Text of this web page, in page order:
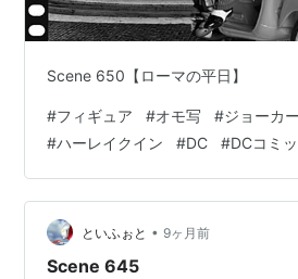
Scene 650【ローマの平日】
#フィギュア #オモ写 #ジョーカー
#ハーレイクイン #DC #DCコミ
といふぉと • 9ヶ月前
Scene 645